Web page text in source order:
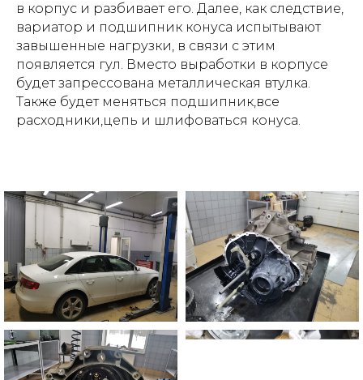
в корпус и разбивает его. Далее, как следствие,
вариатор и подшипник конуса испытывают
завышенные нагрузки, в связи с этим
появляется гул. Вместо выработки в корпусе
будет запрессована металлическая втулка.
Также будет меняться подшипник,все
расходники,цепь и шлифоваться конуса.